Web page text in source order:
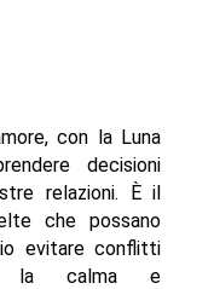
con la Luna
decisioni
relazioni. È il
che possano
evitare conflitti
la calma e